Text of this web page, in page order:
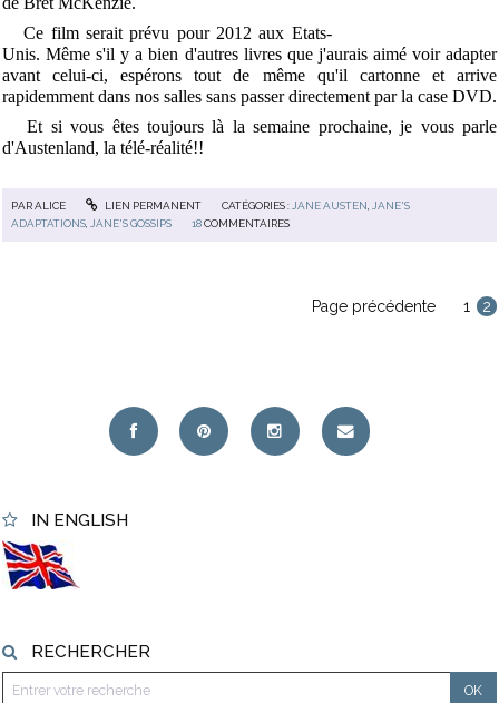
Ce film serait prévu pour 2012 aux Etats-
Unis. Même s'il y a bien d'autres livres que j'aurais aimé voir adapter
avant celui-ci, espérons tout de même qu'il cartonne et arrive
rapidemment dans nos salles sans passer directement par la case DVD.
Et si vous êtes toujours là la semaine prochaine, je vous parle
d'Austenland, la télé-réalité!!
PARALICE LIEN PERMANENT CATÉGORIES : JANE AUSTEN
JANE'S
ADAPTATIONS
JANE'S GOSSIPS 18 COMMENTAIRES
Page précédente 1 2
IN ENGLISH
RECHERCHER